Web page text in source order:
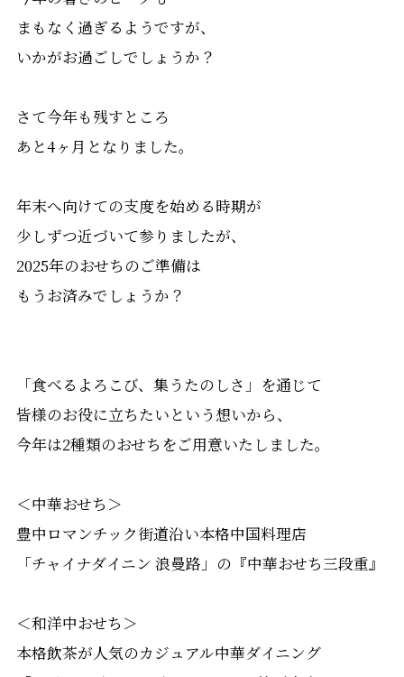
まもなく過ぎるようですが、
いかがお過ごしでしょうか？
さて今年も残すところ
あと4ヶ月となりました。
年末へ向けての支度を始める時期が
少しずつ近づいて参りましたが、
2025年のおせちのご準備は
もうお済みでしょうか？
「食べるよろこび、集うたのしさ」を通じて
皆様のお役に立ちたいという想いから、
今年は2種類のおせちをご用意いたしました。
＜中華おせち＞
豊中ロマンチック街道沿い本格中国料理店
「チャイナダイニン 浪曼路」の『中華おせち三段重』
＜和洋中おせち＞
本格飲茶が人気のカジュアル中華ダイニング